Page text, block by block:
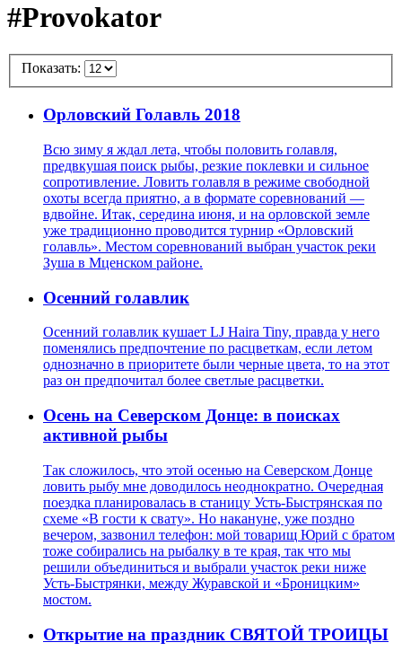
#Provokator
Показать:
Орловский Голавль 2018
Всю зиму я ждал лета, чтобы половить голавля,
предвкушая поиск рыбы, резкие поклевки и сильное
сопротивление. Ловить голавля в режиме свободной
охоты всегда приятно, а в формате соревнований —
вдвойне. Итак, середина июня, и на орловской земле
уже традиционно проводится турнир «Орловский
голавль». Местом соревнований выбран участок реки
Зуша в Мценском районе.
Осенний голавлик
Осенний голавлик кушает LJ Haira Tiny, правда у него
поменялись предпочтение по расцветкам, если летом
однозначно в приоритете были черные цвета, то на этот
раз он предпочитал более светлые расцветки.
Осень на Северском Донце: в поисках
активной рыбы
Так сложилось, что этой осенью на Северском Донце
ловить рыбу мне доводилось неоднократно. Очередная
поездка планировалась в станицу Усть-Быстрянская по
схеме «В гости к свату». Но накануне, уже поздно
вечером, зазвонил телефон: мой товарищ Юрий с братом
тоже собирались на рыбалку в те края, так что мы
решили объединиться и выбрали участок реки ниже
Усть-Быстрянки, между Журавской и «Броницким»
мостом.
Открытие на праздник СВЯТОЙ ТРОИЦЫ